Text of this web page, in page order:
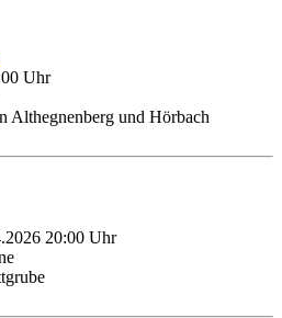
Uhr
Althegnenberg und Hörbach
20:00 Uhr